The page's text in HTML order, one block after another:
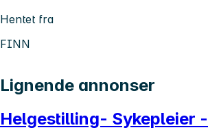
Hentet fra
FINN
Lignende annonser
Helgestilling- Sykepleier